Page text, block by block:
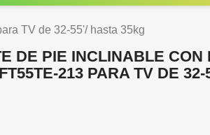
TV de 32-55'/ hasta 35kg
DE PIE INCLINABLE CON
213 PARA TV DE 32-